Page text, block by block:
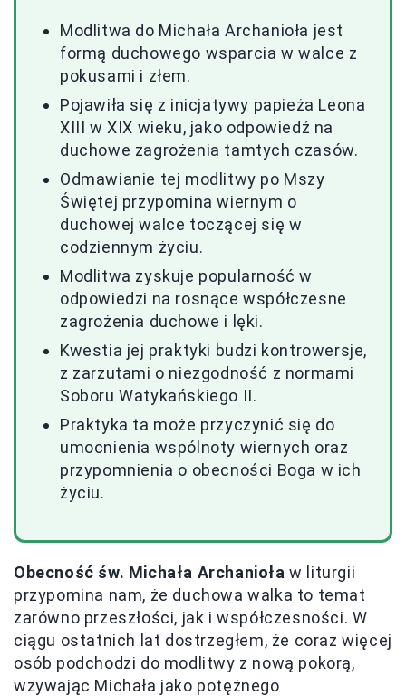
Modlitwa do Michała Archanioła jest
formą duchowego wsparcia w walce z
pokusami i złem.
Pojawiła się z inicjatywy papieża Leona
XIII w XIX wieku, jako odpowiedź na
duchowe zagrożenia tamtych czasów.
Odmawianie tej modlitwy po Mszy
Świętej przypomina wiernym o
duchowej walce toczącej się w
codziennym życiu.
Modlitwa zyskuje popularność w
odpowiedzi na rosnące współczesne
zagrożenia duchowe i lęki.
Kwestia jej praktyki budzi kontrowersje,
z zarzutami o niezgodność z normami
Soboru Watykańskiego II.
Praktyka ta może przyczynić się do
umocnienia wspólnoty wiernych oraz
przypomnienia o obecności Boga w ich
życiu.
Obecność św. Michała Archanioła w liturgii
przypomina nam, że duchowa walka to temat
zarówno przeszłości, jak i współczesności. W
ciągu ostatnich lat dostrzegłem, że coraz więcej
osób podchodzi do modlitwy z nową pokorą,
wzywając Michała jako potężnego